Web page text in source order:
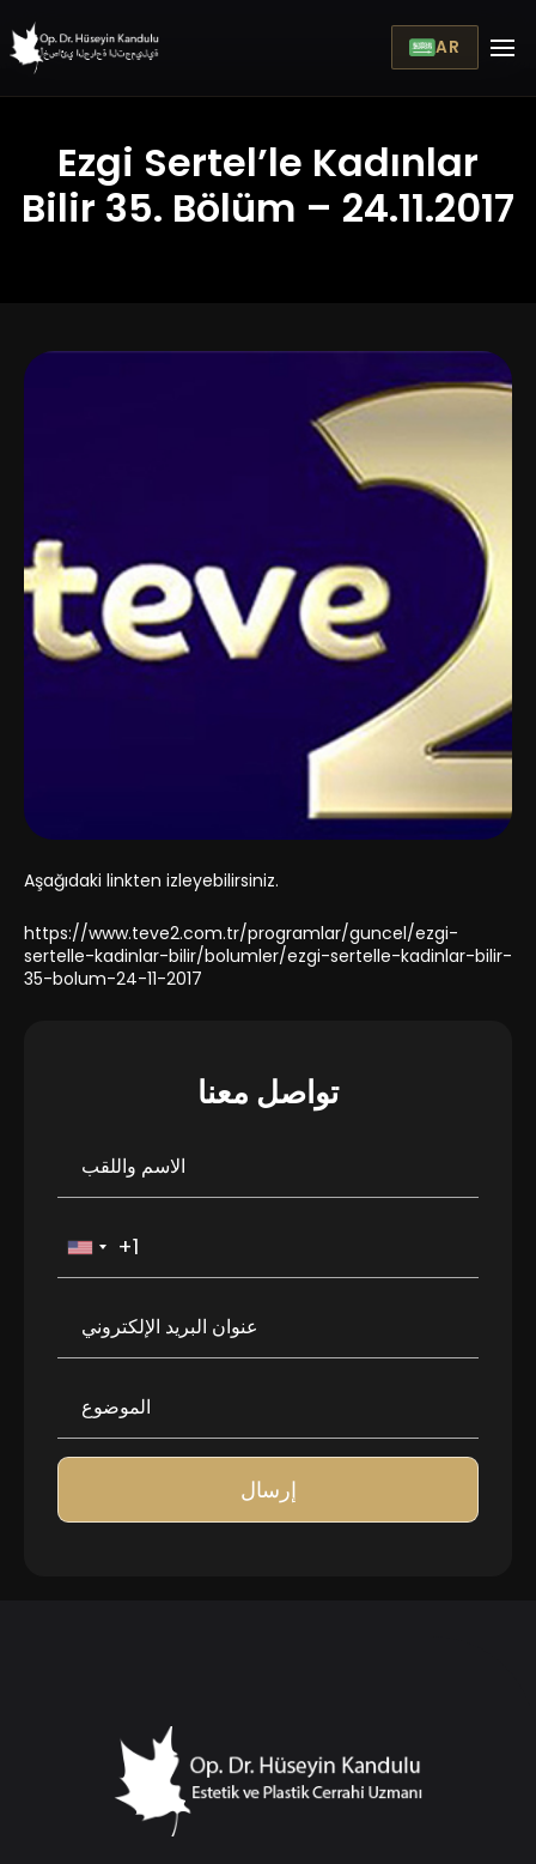
AR
Ezgi Sertel’le Kadınlar
Bilir 35. Bölüm – 24.11.2017
Aşağıdaki linkten izleyebilirsiniz.
https://www.teve2.com.tr/programlar/guncel/ezgi-
sertelle-kadinlar-bilir/bolumler/ezgi-sertelle-kadinlar-bilir-
35-bolum-24-11-2017
تواصل معنا
إرسال